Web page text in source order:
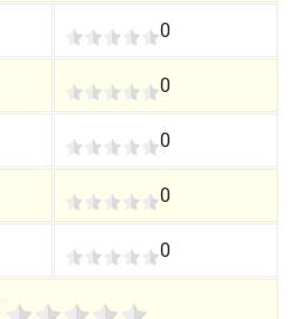
0
0
0
0
0